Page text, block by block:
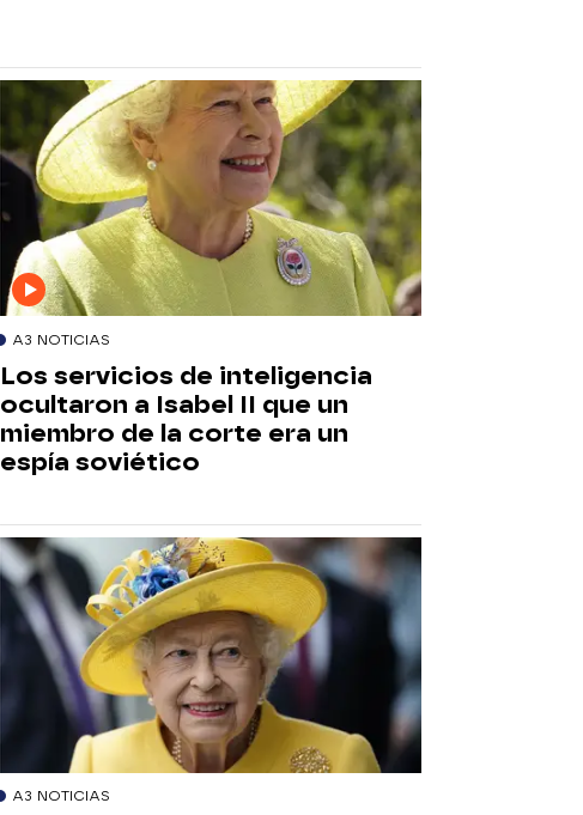
A3 NOTICIAS
Los servicios de inteligencia
ocultaron a Isabel II que un
miembro de la corte era un
espía soviético
A3 NOTICIAS